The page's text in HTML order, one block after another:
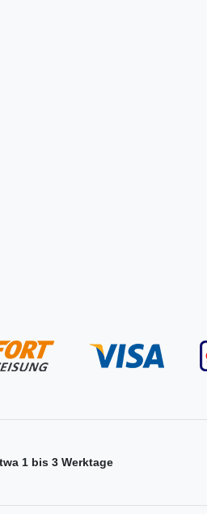
1 bis 3 Werktage